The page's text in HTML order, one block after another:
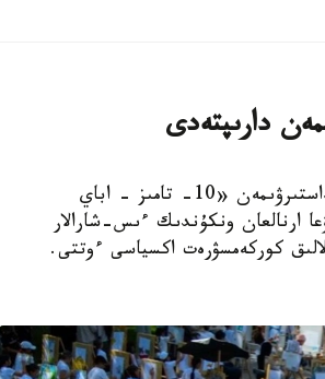
استانا. KAZINFORM - استانا قالاسى ءبىلىم باسقارماسىنىڭ ۇيىمداستىرۋىمەن «10- تامىز - اباي
ارنالعان ونكۇندىك ءىس-شارالار
كوركەمسۋرەت اكسياسى ءوتتى.